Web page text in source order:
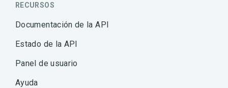
RECURSOS
Documentación de la API
Estado de la API
Panel de usuario
Ayuda